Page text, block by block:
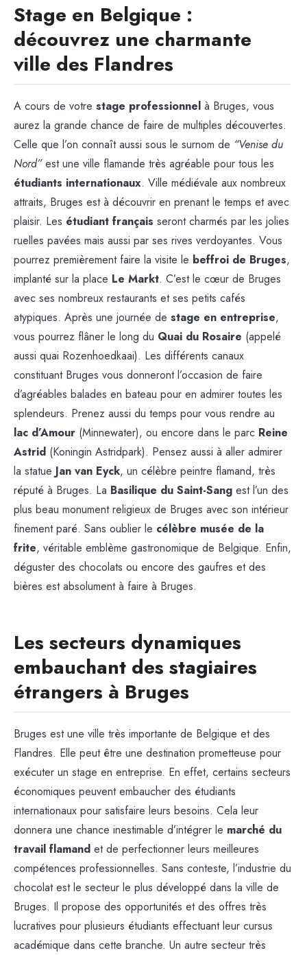
Stage en Belgique :
découvrez une charmante
ville des Flandres
A cours de votre stage professionnel à Bruges, vous
aurez la grande chance de faire de multiples découvertes.
Celle que l’on connaît aussi sous le surnom de “Venise du
Nord”est une ville flamande très agréable pour tous les
étudiants internationaux. Ville médiévale aux nombreux
attraits, Bruges est à découvrir en prenant le temps et avec
plaisir. Les étudiant français seront charmés par les jolies
ruelles pavées mais aussi par ses rives verdoyantes. Vous
pourrez premièrement faire la visite le beffroi de Bruges,
implanté sur la place Le Markt. C’est le cœur de Bruges
avec ses nombreux restaurants et ses petits cafés
atypiques. Après une journée de stage en entreprise,
vous pourrez flâner le long du Quai du Rosaire (appelé
aussi quai Rozenhoedkaai). Les différents canaux
constituant Bruges vous donneront l’occasion de faire
d’agréables balades en bateau pour en admirer toutes les
splendeurs. Prenez aussi du temps pour vous rendre au
lac d’Amour (Minnewater), ou encore dans le parc Reine
Astrid (Koningin Astridpark). Pensez aussi à aller admirer
la statue Jan van Eyck, un célèbre peintre flamand, très
réputé à Bruges. La Basilique du Saint-Sang est l’un des
plus beau monument religieux de Bruges avec son intérieur
finement paré. Sans oublier le célèbre musée de la
frite, véritable emblème gastronomique de Belgique. Enfin,
déguster des chocolats ou encore des gaufres et des
bières est absolument à faire à Bruges.
Les secteurs dynamiques
embauchant des stagiaires
étrangers à Bruges
Bruges est une ville très importante de Belgique et des
Flandres. Elle peut être une destination prometteuse pour
exécuter un stage en entreprise. En effet, certains secteurs
économiques peuvent embaucher des étudiants
internationaux pour satisfaire leurs besoins. Cela leur
donnera une chance inestimable d’intégrer le marché du
travail flamand et de perfectionner leurs meilleures
compétences professionnelles. Sans conteste, l’industrie du
chocolat est le secteur le plus développé dans la ville de
Bruges. Il propose des opportunités et des offres très
lucratives pour plusieurs étudiants effectuant leur cursus
académique dans cette branche. Un autre secteur très